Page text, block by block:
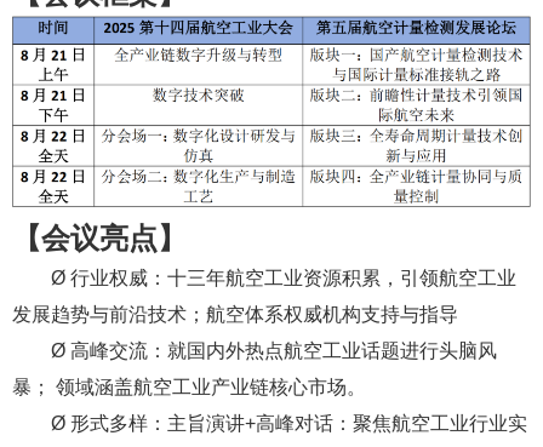
【会议亮点】
Ø 行业权威：十三年航空工业资源积累，引领航空工业
发展趋势与前沿技术；航空体系权威机构支持与指导
Ø 高峰交流：就国内外热点航空工业话题进行头脑风
暴； 领域涵盖航空工业产业链核心市场。
Ø 形式多样：主旨演讲+高峰对话：聚焦航空工业行业实